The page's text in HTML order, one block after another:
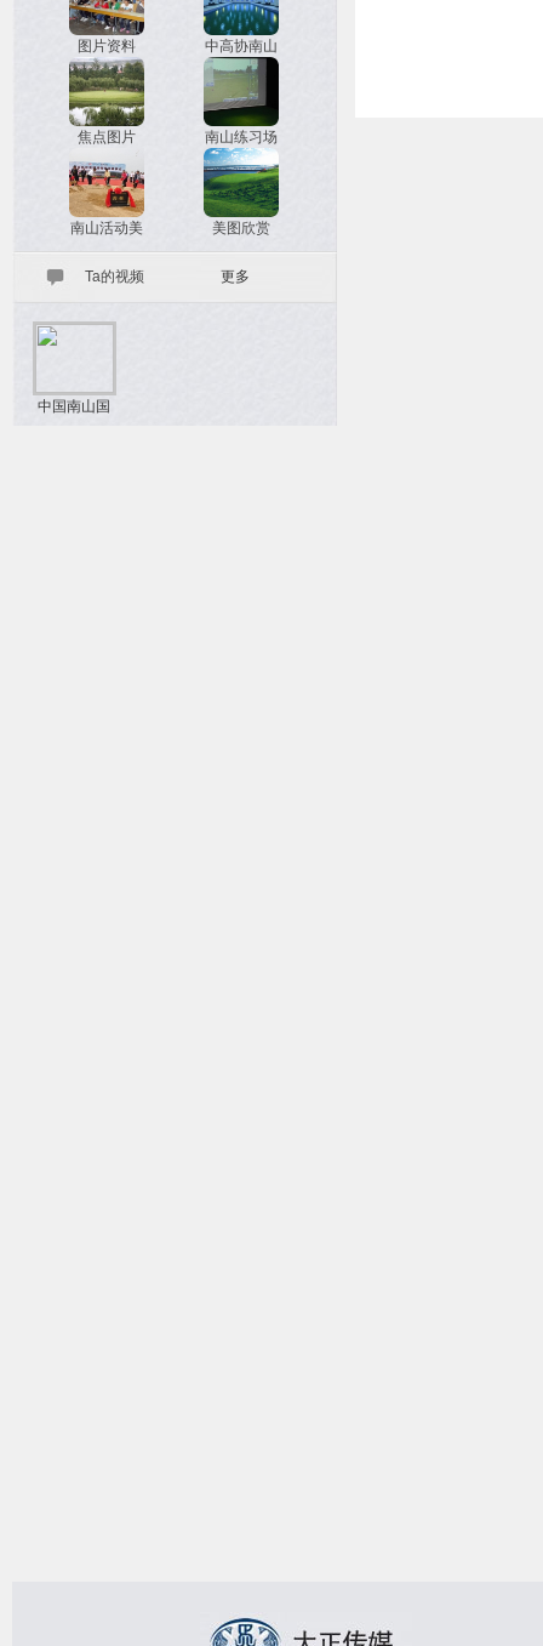
图片资料 中高协南山
焦点图片 南山练习场
南山活动美 美图欣赏
Ta的视频 更多
中国南山国